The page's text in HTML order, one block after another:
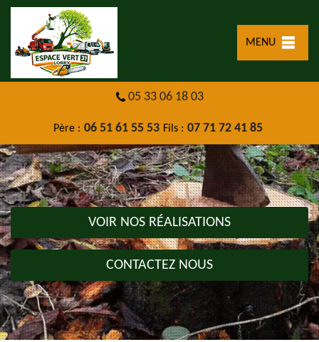
MENU
05 33 06 18 03
Père : 06 51 61 55 53 Fils : 07 71 72 41 85
VOIR NOS RÉALISATIONS
CONTACTEZ NOUS